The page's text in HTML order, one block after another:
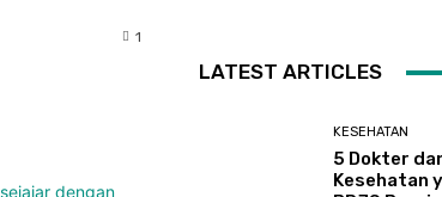
1
LATEST ARTICLES
KESEHATAN
5 Dokter
Kesehatan